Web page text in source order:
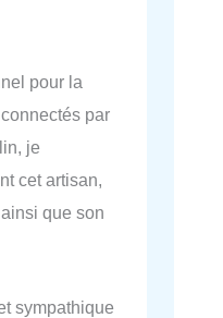
pour la
par
je
cet artisan,
que son
sympathique